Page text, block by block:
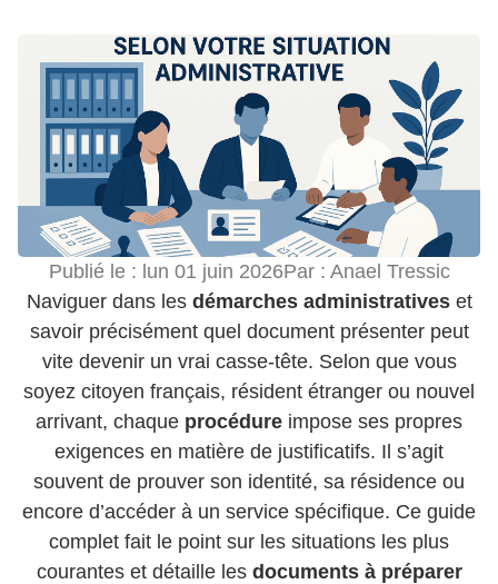
Publié le : lun 01 juin 2026Par : Anael Tressic
Naviguer dans les démarches administrativeset
savoir précisément quel document présenter peut
vite devenir un vrai casse-tête. Selon que vous
soyez citoyen français, résident étranger ou nouvel
arrivant, chaque procédure impose ses propres
exigences en matière de justificatifs. Il s’agit
souvent de prouver son identité, sa résidence ou
encore d’accéder à un service spécifique. Ce guide
complet fait le point sur les situations les plus
courantes et détaille les documents à préparer